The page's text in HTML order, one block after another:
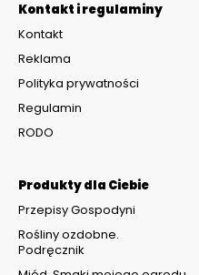
Kontakt i regulaminy
Kontakt
Reklama
Polityka prywatności
Regulamin
RODO
Produkty dla Ciebie
Przepisy Gospodyni
Rośliny ozdobne.
Podręcznik